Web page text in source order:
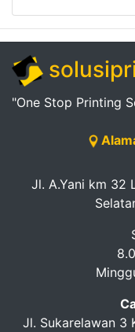
"One Stop Printing
Jl. A.Yani km 32
Jl. Sukarelawan 3